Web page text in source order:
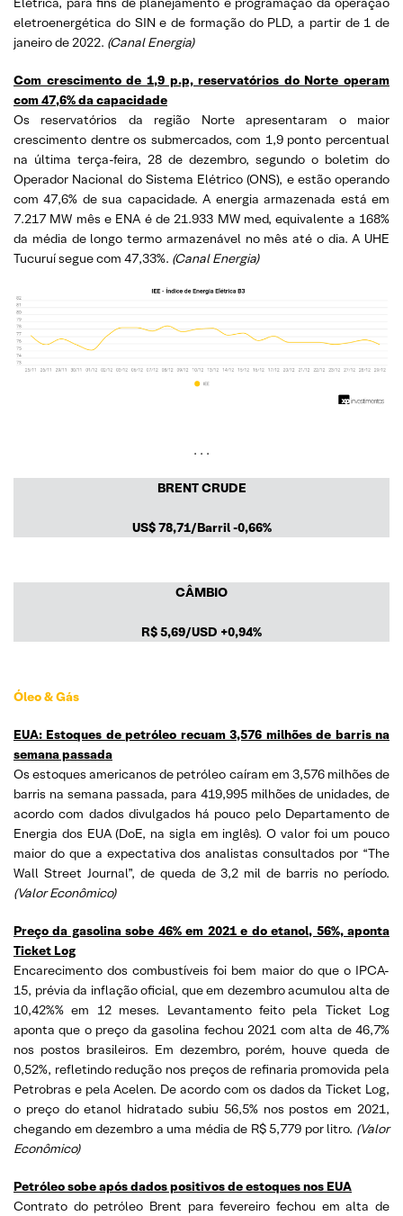
eletroenergética do SIN e de formação do PLD, a partir de 1 de
janeiro de 2022. (Canal Energia)
Com crescimento de 1,9 p.p, reservatórios do Norte operam
com 47,6% da capacidade
Os reservatórios da região Norte apresentaram o maior
crescimento dentre os submercados, com 1,9 ponto percentual
na última terça-feira, 28 de dezembro, segundo o boletim do
Operador Nacional do Sistema Elétrico (ONS), e estão operando
com 47,6% de sua capacidade. A energia armazenada está em
7.217 MW mês e ENA é de 21.933 MW med, equivalente a 168%
da média de longo termo armazenável no mês até o dia. A UHE
Tucuruí segue com 47,33%. (Canal Energia)
. . .
BRENT CRUDE
US$78,71/Barril-0,66%
CÂMBIO
R$5,69/USD +0,94%
Óleo & Gás
EUA: Estoques de petróleo recuam 3,576 milhões de barris na
semana passada
Os estoques americanos de petróleo caíram em 3,576 milhões de
barris na semana passada, para 419,995 milhões de unidades, de
acordo com dados divulgados há pouco pelo Departamento de
Energia dos EUA (DoE, na sigla em inglês). O valor foi um pouco
maior do que a expectativa dos analistas consultados por “The
Wall Street Journal”, de queda de 3,2 mil de barris no período.
(Valor Econômico)
Preço da gasolina sobe 46% em 2021 e do etanol, 56%, aponta
Ticket Log
Encarecimento dos combustíveis foi bem maior do que o IPCA-
15, prévia da inflação oficial, que em dezembro acumulou alta de
10,42%% em 12 meses. Levantamento feito pela Ticket Log
aponta que o preço da gasolina fechou 2021 com alta de 46,7%
nos postos brasileiros. Em dezembro, porém, houve queda de
0,52%, refletindo redução nos preços de refinaria promovida pela
Petrobras e pela Acelen. De acordo com os dados da Ticket Log,
o preço do etanol hidratado subiu 56,5% nos postos em 2021,
chegando em dezembro a uma média de R$ 5,779 por litro. (Valor
Econômico)
Petróleo sobe após dados positivos de estoques nos EUA
Contrato do petróleo Brent para fevereiro fechou em alta de